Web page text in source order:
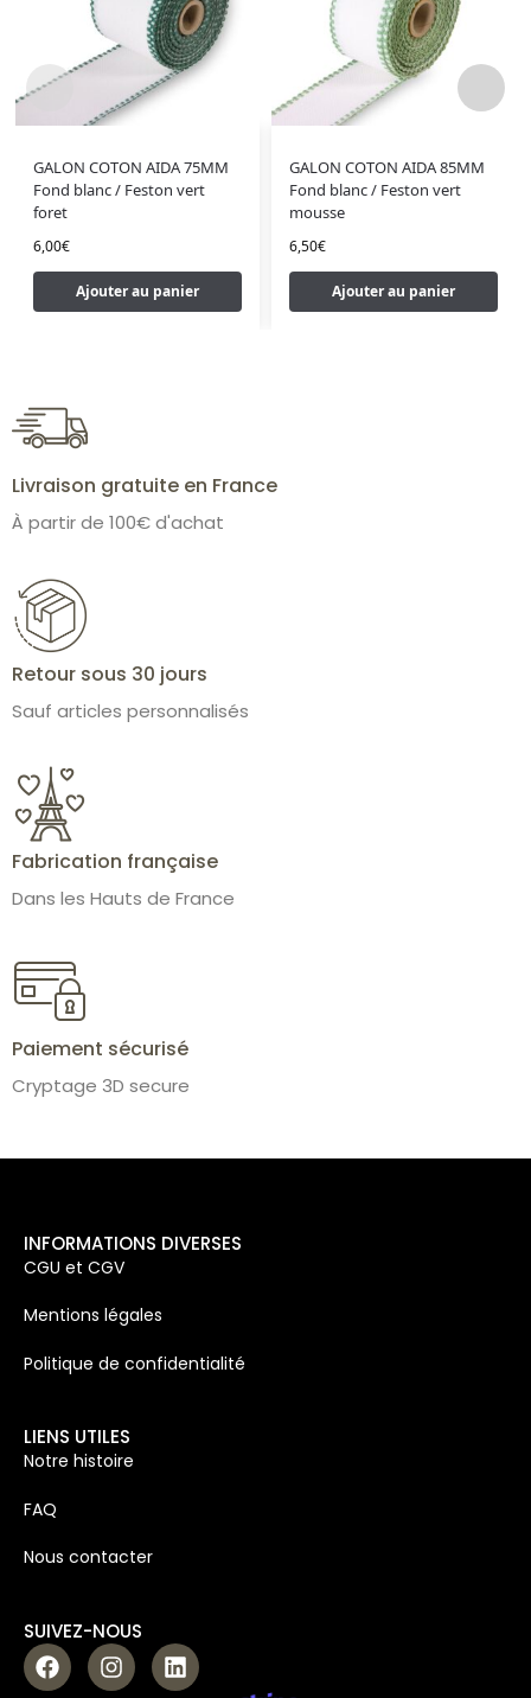
GALON COTON AIDA 75MM
Fond blanc / Feston vert
foret
6,00€
Ajouter au panier
GALON COTON AIDA 85MM
Fond blanc / Feston vert
mousse
6,50€
Ajouter au panier
Livraison gratuite en France
À partir de 100€ d'achat
Retour sous 30 jours
Sauf articles personnalisés
Fabrication française
Dans les Hauts de France
Paiement sécurisé
Cryptage 3D secure
INFORMATIONS DIVERSES
CGU et CGV
Mentions légales
Politique de confidentialité
LIENS UTILES
Notre histoire
FAQ
Nous contacter
SUIVEZ-NOUS